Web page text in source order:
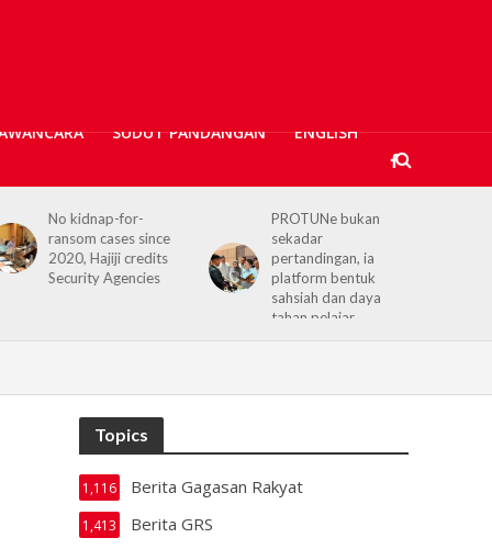
SUDUT PANDANGAN ENGLISH
PROTUNe bukan
sekadar
pertandingan, ia
platform bentuk
Hajiji receives UK High
Commissioner,
reaffirms enduring
Sabah–UK ties
Topics
Berita Gagasan Rakyat
1,116
Berita GRS
1,413